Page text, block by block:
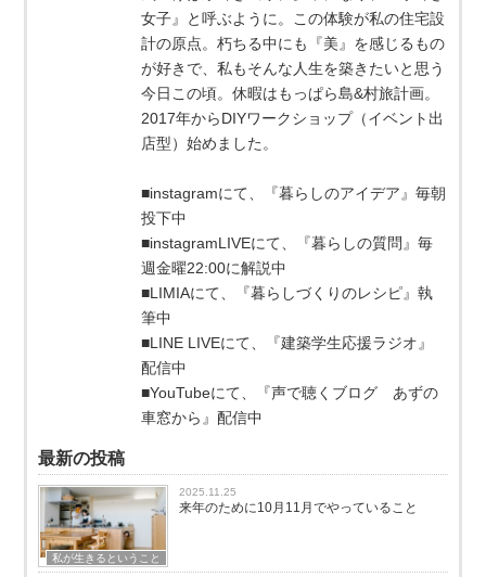
女子』と呼ぶように。この体験が私の住宅設
計の原点。朽ちる中にも『美』を感じるもの
が好きで、私もそんな人生を築きたいと思う
今日この頃。休暇はもっぱら島&村旅計画。
2017年からDIYワークショップ（イベント出
店型）始めました。
■instagramにて、『暮らしのアイデア』毎朝
投下中
■instagramLIVEにて、『暮らしの質問』毎
週金曜22:00に解説中
■LIMIAにて、『暮らしづくりのレシピ』執
筆中
■LINE LIVEにて、『建築学生応援ラジオ』
配信中
■YouTubeにて、『声で聴くブログ あずの
車窓から』配信中
最新の投稿
私が生きるということ
2025.11.25
来年のために10月11月でやっていること